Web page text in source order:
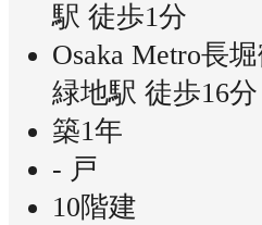
駅 徒歩1分
Osaka Metro長
緑地駅 徒歩16分
築1年
- 戸
10階建